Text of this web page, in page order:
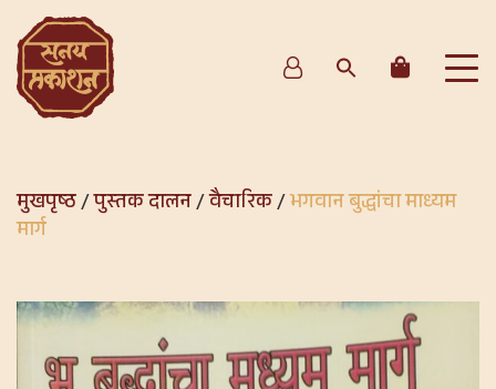
मुखपृष्ठ/पुस्तक दालन/वैचारिक/भगवान बुद्धांचा माध्यम
मार्ग